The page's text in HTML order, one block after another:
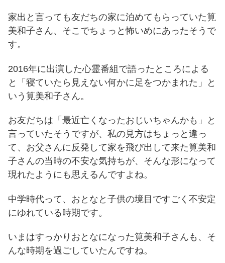
家出と言っても友だちの家に泊めてもらっていた筧
美和子さん、そこでちょっと怖いめにあったそうで
す。
2016年に出演した心霊番組で語ったところによる
と「寝ていたら見えない何かに足をつかまれた」と
いう筧美和子さん。
お友だちは「最近亡くなったおじいちゃんかも」と
言っていたそうですが、私の見方はちょっと違っ
て、お父さんに反発して家を飛び出して来た筧美和
子さんの当時の不安な気持ちが、そんな形になって
現れたようにも思えるんですよね。
中学時代って、おとなと子供の境目ですごく不安定
にゆれている時期です。
いまはすっかりおとなになった筧美和子さんも、そ
んな時期を過ごしていたんですね。